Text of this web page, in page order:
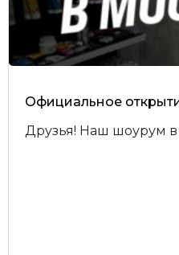
Официальное
Друзья! Наш шоурум в